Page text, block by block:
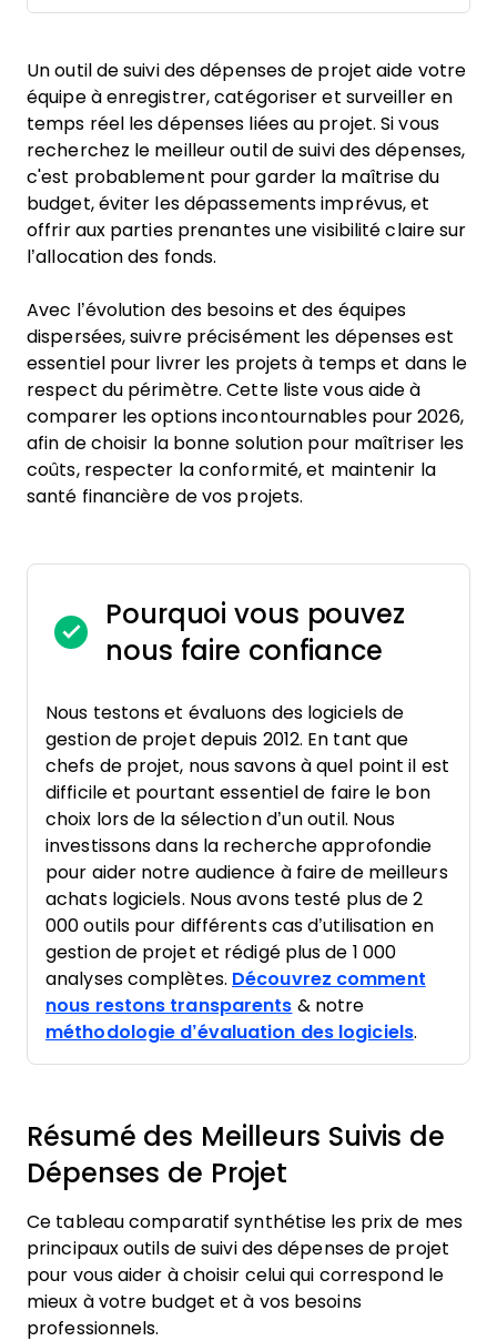
Un outil de suivi des dépenses de projet aide votre
équipe à enregistrer, catégoriser et surveiller en
temps réel les dépenses liées au projet. Si vous
recherchez le meilleur outil de suivi des dépenses,
c'est probablement pour garder la maîtrise du
budget, éviter les dépassements imprévus, et
offrir aux parties prenantes une visibilité claire sur
l’allocation des fonds.
Avec l’évolution des besoins et des équipes
dispersées, suivre précisément les dépenses est
essentiel pour livrer les projets à temps et dans le
respect du périmètre. Cette liste vous aide à
comparer les options incontournables pour 2026,
afin de choisir la bonne solution pour maîtriser les
coûts, respecter la conformité, et maintenir la
santé financière de vos projets.
Pourquoi vous pouvez
nous faire confiance
Nous testons et évaluons des logiciels de
gestion de projet depuis 2012. En tant que
chefs de projet, nous savons à quel point il est
difficile et pourtant essentiel de faire le bon
choix lors de la sélection d’un outil. Nous
investissons dans la recherche approfondie
pour aider notre audience à faire de meilleurs
achats logiciels. Nous avons testé plus de 2
000 outils pour différents cas d’utilisation en
gestion de projet et rédigé plus de 1 000
analyses complètes. Découvrez comment
nous restons transparents & notre
méthodologie d’évaluation des logiciels.
Résumé des Meilleurs Suivis de
Dépenses de Projet
Ce tableau comparatif synthétise les prix de mes
principaux outils de suivi des dépenses de projet
pour vous aider à choisir celui qui correspond le
mieux à votre budget et à vos besoins
professionnels.